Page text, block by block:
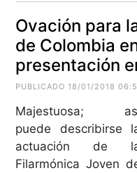
Ovación para
de Colombia
presentación
PUBLICADO 18/01/2018
Majestuosa;
puede describirse
actuación de
Filarmónica Joven